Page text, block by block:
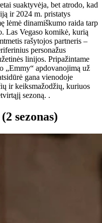
suaktyvėja, bet atrodo, kad
ir 2024 m. pristatys
lėmė dinamiškumo raida tarp
Las Vegaso komikė, kurią
rašytojos partneris –
personažus
linijos. Pripažintame
„Emmy“ apdovanojimą už
gana vienodoje
ir keiksmažodžių, kuriuos
sezoną. .
sezonas)